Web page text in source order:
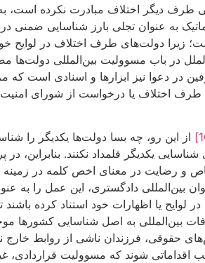
طرف دیگر اختلاف مبادرت نکرده است،
به عنوان تجلی بارز شناسایی ضمنی در
زیرا دولت‌های طرف اختلاف در لوایح
در دعوا نیز ابزارها و اسنادی است
طرف اختلاف یا درخواست از شورای
از این رو، چه بسا دولت‌ها یکدیگر را
یکدیگر قلمداد نکنند. بنابراین، در
و رضایت در معنای اخص کلمه در زمینه
دادگستری، این عمل را به
یا اظهارات خود استناد کرده باشند
بین‌المللی به اصل شناسایی
حقوقی، فرزندان ناشی از روابط خارج
شوند که مسوولیت قراردادی، غیر